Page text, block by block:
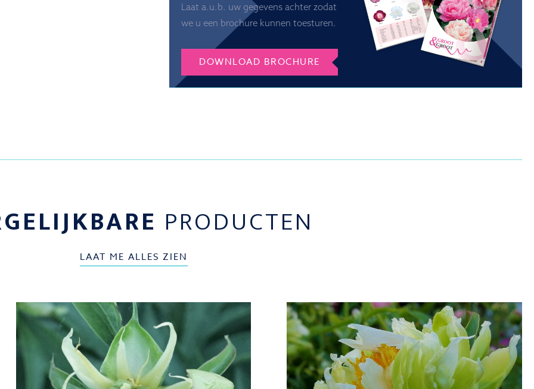
Laat a.u.b. uw gegevens achter zodat
we u een brochure kunnen toesturen.
DOWNLOAD BROCHURE
PRODUCTEN
LAAT ME ALLES ZIEN